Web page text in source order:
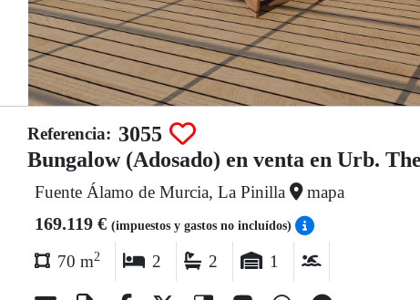
Referencia: 3055
Bungalow (Adosado) en venta en Urb.
Fuente Álamo de Murcia, La Pinilla mapa
169.119 € (impuestos y gastos no incluídos)
70 m2 2 2 1